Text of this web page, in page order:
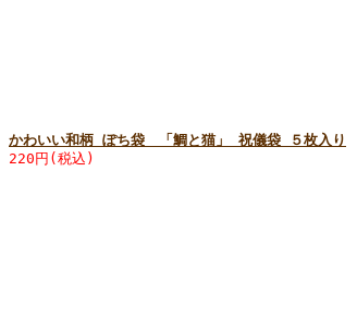
かわいい和柄 ぽち袋 「鯛と猫」 祝儀袋 ５枚入り
220円(税込)